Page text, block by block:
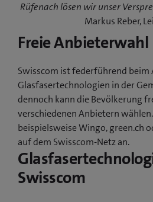
Rüfenach lösen wir unser
Markus Reber,
Freie Anbieterwahl
Swisscom ist federführend beim
Glasfasertechnologien in der
dennoch kann die Bevölkerung
verschiedenen Anbietern
beispielsweise Wingo, green.ch
auf dem Swisscom-Netz an.
Swisscom